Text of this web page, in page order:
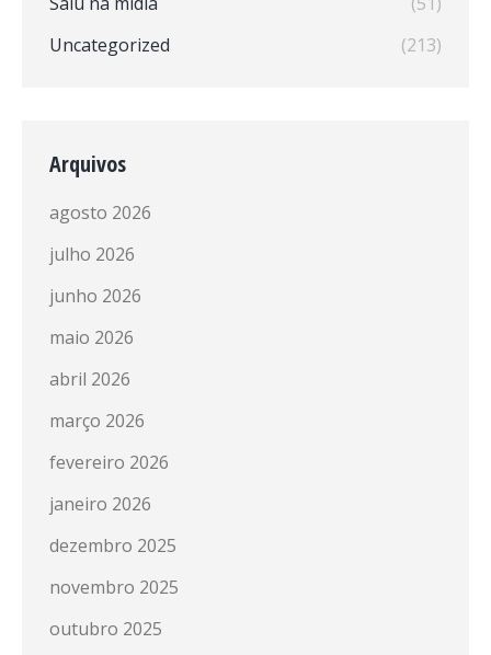
Uncategorized
(213)
Arquivos
agosto 2026
julho 2026
junho 2026
maio 2026
abril 2026
março 2026
fevereiro 2026
janeiro 2026
dezembro 2025
novembro 2025
outubro 2025